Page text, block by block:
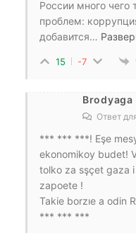
России много чего
проблем:
добавится…
15 -7
Brodyaga
Ответ
*** *** ***! Eşe
ekonomikoy budet!
tolko za sşçet gaza
zapoete !
Takie borzıe a odin
*** *** ***